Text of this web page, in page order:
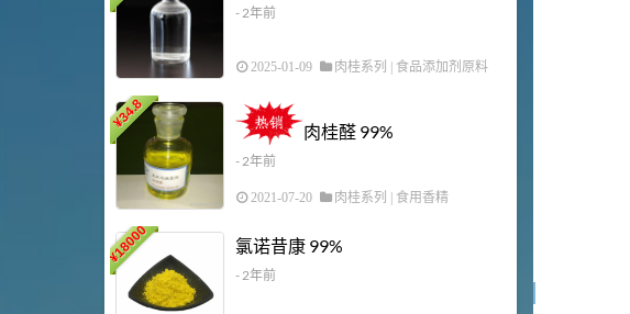
- 2年前
2025-01-09 肉桂系列 | 食品添加剂原料
¥
34.8
肉桂醛 99%
- 2年前
2021-07-20 肉桂系列 食用香精
¥
18000 氯诺昔康 99%
- 2年前